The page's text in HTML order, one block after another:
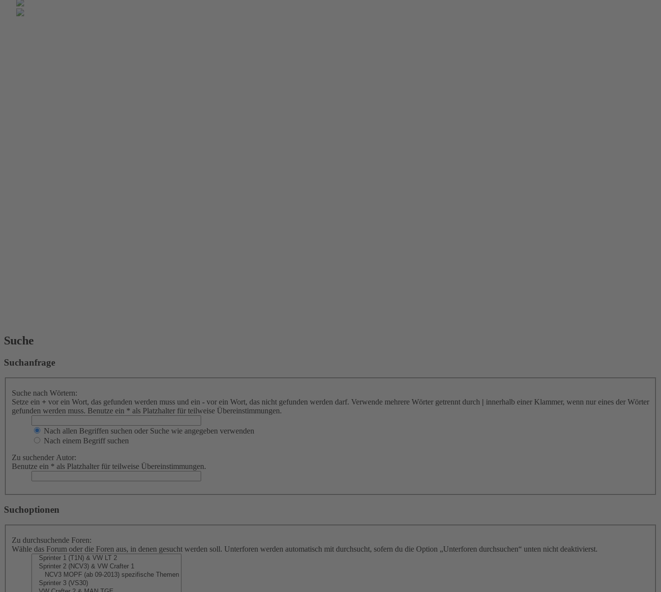
Suche
Suchanfrage
Suche nach Wörtern:
Setze ein + vor ein Wort, das gefunden werden muss und ein - vor ein Wort, das nicht gefunden werden darf. Verwende mehrere Wörter getrennt durch | innerhalb einer Klammer, wenn nur eines der Wörter
gefunden werden muss. Benutze ein * als Platzhalter für teilweise Übereinstimmungen.
Nach allen Begriffen suchen oder Suche wie angegeben verwenden
Nach einem Begriff suchen
Zu suchender Autor:
Benutze ein * als Platzhalter für teilweise Übereinstimmungen.
Suchoptionen
Zu durchsuchende Foren:
Wähle das Forum oder die Foren aus, in denen gesucht werden soll. Unterforen werden automatisch mit durchsucht, sofern du die Option „Unterforen durchsuchen“ unten nicht deaktivierst.